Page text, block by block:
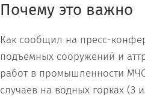
Почему это важно
Как сообщил на пресс-
подъемных сооружений и
работ в промышленности
случаев на водных горках (3